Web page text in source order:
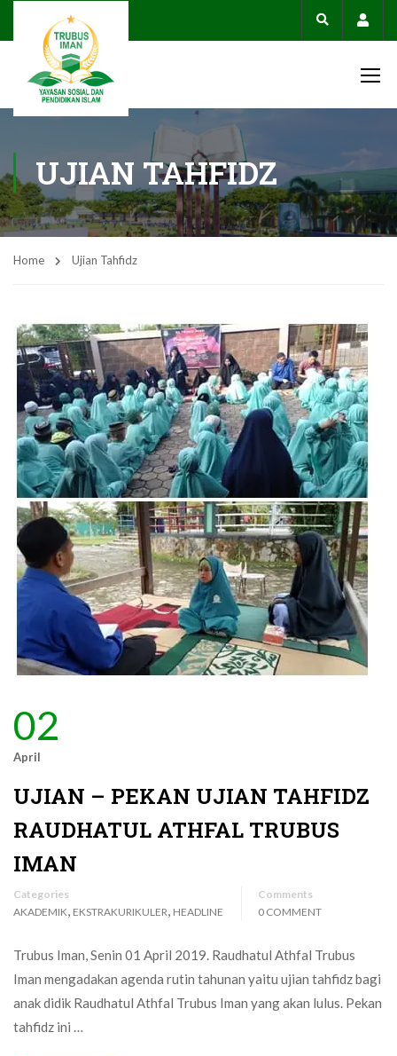
UJIAN TAHFIDZ
Home Ujian Tahfidz
02
April
UJIAN – PEKAN UJIAN TAHFIDZ
RAUDHATUL ATHFAL TRUBUS
IMAN
Categories
AKADEMIK, EKSTRAKURIKULER, HEADLINE
Comments
0 COMMENT
Trubus Iman, Senin 01 April 2019. Raudhatul Athfal Trubus
Iman mengadakan agenda rutin tahunan yaitu ujian tahfidz bagi
anak didik Raudhatul Athfal Trubus Iman yang akan lulus. Pekan
tahfidz ini …